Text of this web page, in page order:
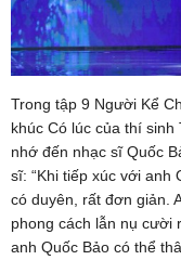
Trong tập 9 Người Kể
khúc Có lúc của thí
nhớ đến nhạc sĩ Quốc
sĩ: “Khi tiếp xúc với anh
có duyên, rất đơn giản.
phong cách lẫn nụ cười
anh Quốc Bảo có thể